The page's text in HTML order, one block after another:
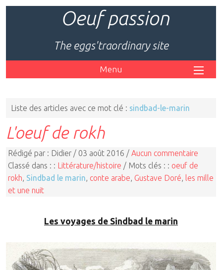
Oeuf passion
The eggs'traordinary site
Menu
Liste des articles avec ce mot clé : sindbad-le-marin
L'oeuf de rokh
Rédigé par : Didier / 03 août 2016 / Aucun commentaire
Classé dans : : Littérature/histoire / Mots clés : : oeuf de
rokh Sindbad le marin conte arabe Gustave Doré
les mille
et une nuit
Les voyages de Sindbad le marin